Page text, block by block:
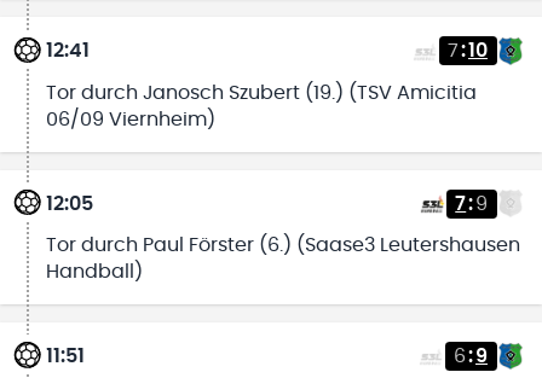
12:41 7:10
Tor durch Janosch Szubert (19.) (TSV Amicitia
06/09 Viernheim)
12:05 7:9
Tor durch Paul Förster (6.) (Saase3 Leutershausen
Handball)
11:51 6:9